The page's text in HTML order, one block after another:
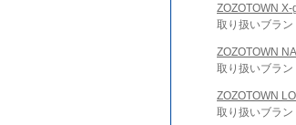
ZOZOTOWN
取り扱いブラ
ZOZOTOWN
取り扱いブラ
ZOZOTOWN
取り扱いブラ